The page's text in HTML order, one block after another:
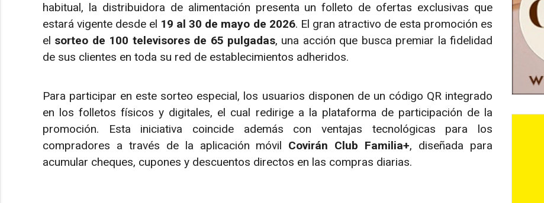
habitual, la distribuidora de alimentación presenta un folleto de ofertas exclusivas que
estará vigente desde el 19 al 30 de mayo de 2026. El gran atractivo de esta promoción es
el sorteo de 100 televisores de 65 pulgadas, una acción que busca premiar la fidelidad
de sus clientes en toda su red de establecimientos adheridos.
Para participar en este sorteo especial, los usuarios disponen de un código QR integrado
en los folletos físicos y digitales, el cual redirige a la plataforma de participación de la
promoción. Esta iniciativa coincide además con ventajas tecnológicas para los
compradores a través de la aplicación móvil Covirán Club Familia+, diseñada para
acumular cheques, cupones y descuentos directos en las compras diarias.